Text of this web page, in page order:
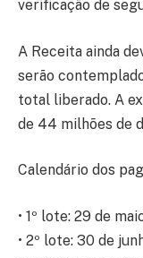
verificação de
A Receita ainda
serão
total liberado. A
de 44 milhões de
Calendário dos
• 1º lote: 29 de
• 2º lote: 30 de